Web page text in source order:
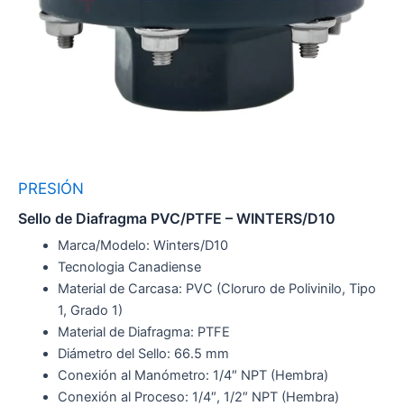
PRESIÓN
Sello de Diafragma PVC/PTFE – WINTERS/D10
Marca/Modelo: Winters/D10
Tecnologia Canadiense
Material de Carcasa: PVC (Cloruro de Polivinilo, Tipo
1, Grado 1)
Material de Diafragma: PTFE
Diámetro del Sello: 66.5 mm
Conexión al Manómetro: 1/4″ NPT (Hembra)
Conexión al Proceso: 1/4″, 1/2″ NPT (Hembra)